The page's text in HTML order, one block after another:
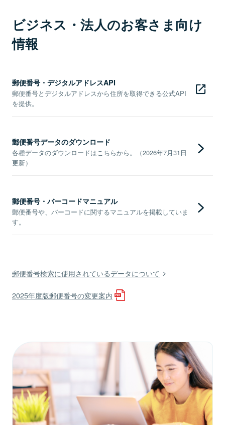
ビジネス・法人のお客さま向け
情報
郵便番号・デジタルアドレスAPI
郵便番号とデジタルアドレスから住所を取得できる公式API
を提供。
郵便番号データのダウンロード
各種データのダウンロードはこちらから。（2026年7月31日
更新）
郵便番号・バーコードマニュアル
郵便番号や、バーコードに関するマニュアルを掲載していま
す。
郵便番号検索に使用されているデータについて
2025年度版郵便番号の変更案内